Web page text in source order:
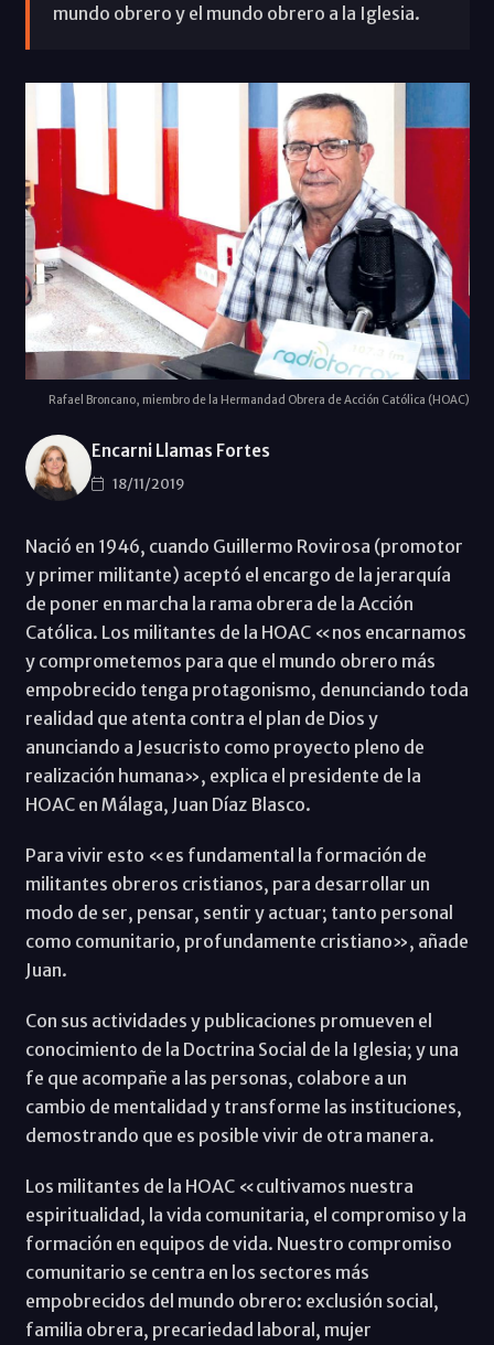
mundo obrero y el mundo obrero a la Iglesia.
Rafael Broncano, miembro de la Hermandad Obrera de Acción Católica (HOAC)
Encarni Llamas Fortes
18/11/2019
Nació en 1946, cuando Guillermo Rovirosa (promotor
y primer militante) aceptó el encargo de la jerarquía
de poner en marcha la rama obrera de la Acción
Católica. Los militantes de la HOAC «nos encarnamos
y comprometemos para que el mundo obrero más
empobrecido tenga protagonismo, denunciando toda
realidad que atenta contra el plan de Dios y
anunciando a Jesucristo como proyecto pleno de
realización humana», explica el presidente de la
HOAC en Málaga, Juan Díaz Blasco.
Para vivir esto «es fundamental la formación de
militantes obreros cristianos, para desarrollar un
modo de ser, pensar, sentir y actuar; tanto personal
como comunitario, profundamente cristiano», añade
Juan.
Con sus actividades y publicaciones promueven el
conocimiento de la Doctrina Social de la Iglesia; y una
fe que acompañe a las personas, colabore a un
cambio de mentalidad y transforme las instituciones,
demostrando que es posible vivir de otra manera.
Los militantes de la HOAC «cultivamos nuestra
espiritualidad, la vida comunitaria, el compromiso y la
formación en equipos de vida. Nuestro compromiso
comunitario se centra en los sectores más
empobrecidos del mundo obrero: exclusión social,
familia obrera, precariedad laboral, mujer